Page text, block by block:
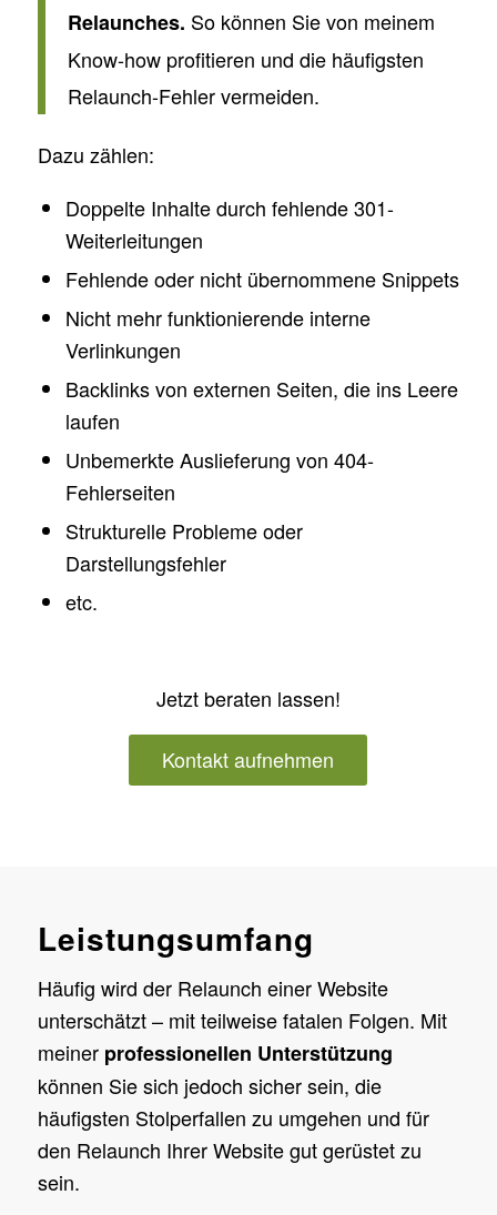
Relaunches. So können Sie von meinem
Know-how profitieren und die häufigsten
Relaunch-Fehler vermeiden.
Dazu zählen:
Doppelte Inhalte durch fehlende 301-
Weiterleitungen
Fehlende oder nicht übernommene Snippets
Nicht mehr funktionierende interne
Verlinkungen
Backlinks von externen Seiten, die ins Leere
laufen
Unbemerkte Auslieferung von 404-
Fehlerseiten
Strukturelle Probleme oder
Darstellungsfehler
etc.
Jetzt beraten lassen!
Kontakt aufnehmen
Leistungsumfang
Häufig wird der Relaunch einer Website
unterschätzt – mit teilweise fatalen Folgen. Mit
meiner professionellen Unterstützung
können Sie sich jedoch sicher sein, die
häufigsten Stolperfallen zu umgehen und für
den Relaunch Ihrer Website gut gerüstet zu
sein.